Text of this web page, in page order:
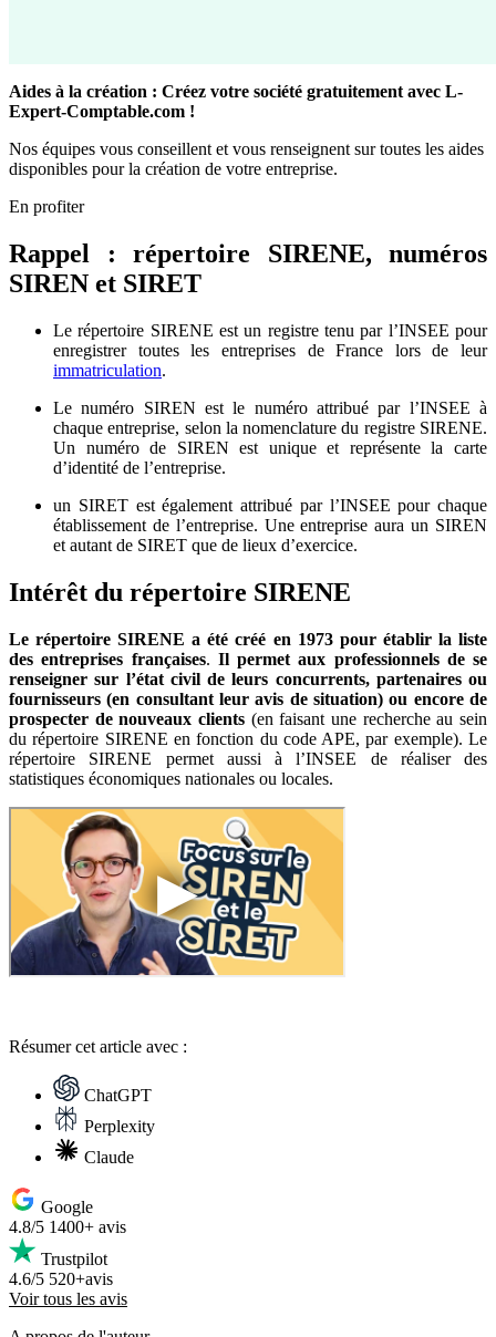
Aides à la création : Créez votre société gratuitement avec L-
Expert-Comptable.com !
Nos équipes vous conseillent et vous renseignent sur toutes les aides
disponibles pour la création de votre entreprise.
En profiter
Rappel : répertoire SIRENE, numéros
SIREN et SIRET
Le répertoire SIRENE est un registre tenu par l’INSEE pour
enregistrer toutes les entreprises de France lors de leur
immatriculation.
Le numéro SIREN est le numéro attribué par l’INSEE à
chaque entreprise, selon la nomenclature du registre SIRENE.
Un numéro de SIREN est unique et représente la carte
d’identité de l’entreprise.
un SIRET est également attribué par l’INSEE pour chaque
établissement de l’entreprise. Une entreprise aura un SIREN
et autant de SIRET que de lieux d’exercice.
Intérêt du répertoire SIRENE
Le répertoire SIRENE a été créé en 1973 pour établir la liste
des entreprises françaises. Il permet aux professionnels de se
renseigner sur l’état civil de leurs concurrents, partenaires ou
fournisseurs (en consultant leur avis de situation) ou encore de
prospecter de nouveaux clients (en faisant une recherche au sein
du répertoire SIRENE en fonction du code APE, par exemple). Le
répertoire SIRENE permet aussi à l’INSEE de réaliser des
statistiques économiques nationales ou locales.
Résumercet article avec :
ChatGPT
Perplexity
Claude
Google
4.8/5 1400+ avis
Trustpilot
4.6/5 520+avis
Voir tous les avis